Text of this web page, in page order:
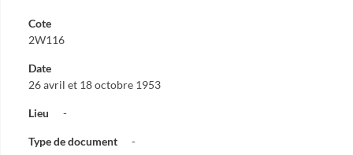
Cote
2W116
Date
26 avril et 18 octobre 1953
Lieu -
Type de document -